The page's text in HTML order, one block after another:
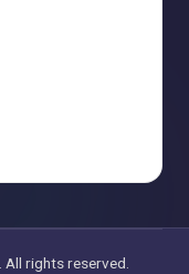
. All rights reserved.